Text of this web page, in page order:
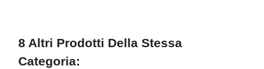
8 Altri Prodotti Della Stessa
Categoria: